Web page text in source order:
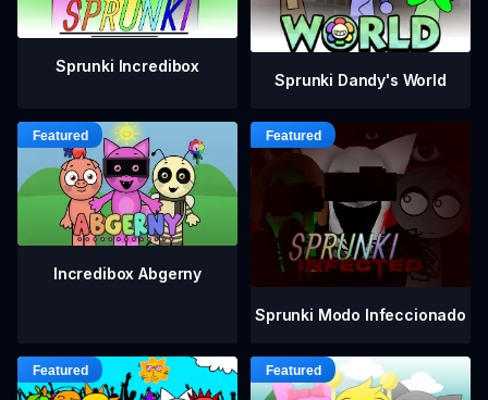
Sprunki Incredibox
Sprunki Dandy's World
Incredibox Abgerny
Sprunki Modo Infeccionado